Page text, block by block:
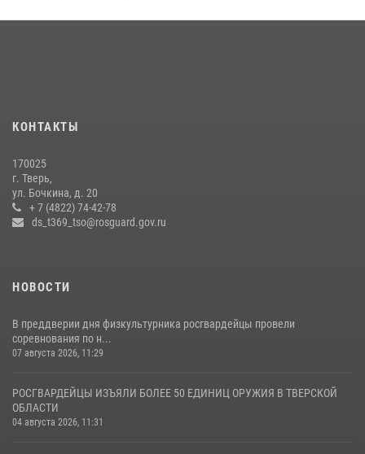
(видео)
Росгвардейцы оказали помощь водителю на дороге в городе Кашин
22 июля 2026, 08:35
КОНТАКТЫ
170025
г. Тверь,
ул. Бочкина, д. 20
+ 7 (4822) 74-42-78
ds_t369_tso@rosguard.gov.ru
НОВОСТИ
В преддверии дня физкультурника росгвардейцы провели
соревнования по н...
07 августа 2026, 11:29
РОСГВАРДЕЙЦЫ ИЗЪЯЛИ БОЛЕЕ 50 ЕДИНИЦ ОРУЖИЯ В ТВЕРСКОЙ
ОБЛАСТИ
04 августа 2026, 11:31